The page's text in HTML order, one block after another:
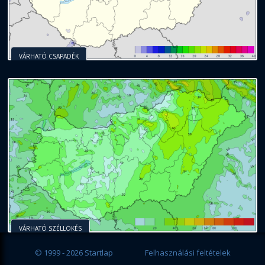
VÁRHATÓ CSAPADÉK
VÁRHATÓ SZÉLLÖKÉS
© 1999 - 2026 Startlap Felhasználási feltételek